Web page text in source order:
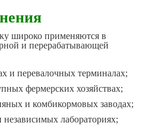
широко применяются в
и перерабатывающей
и перевалочных терминалах;
фермерских хозяйствах;
и комбикормовых заводах;
лабораториях;